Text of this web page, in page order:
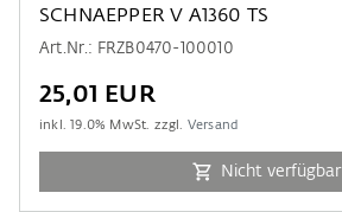
SCHNAEPPER V A1360 TS
Art.Nr.: FRZB0470-100010
25,01 EUR
inkl.19.0% MwSt. zzgl. Versand
Nicht verfügbar